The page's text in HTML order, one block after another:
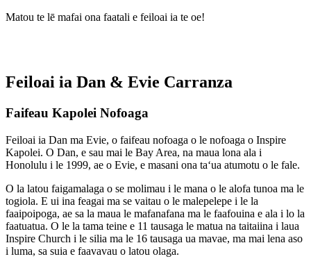
Matou te lē mafai ona faatali e feiloai ia te oe!
Feiloai ia Dan & Evie Carranza
Faifeau Kapolei Nofoaga
Feiloai ia Dan ma Evie, o faifeau nofoaga o le nofoaga o Inspire
Kapolei. O Dan, e sau mai le Bay Area, na maua lona ala i
Honolulu i le 1999, ae o Evie, e masani ona taʻua atumotu o le fale.
O la latou faigamalaga o se molimau i le mana o le alofa tunoa ma le
togiola. E ui ina feagai ma se vaitau o le malepelepe i le la
faaipoipoga, ae sa la maua le mafanafana ma le faafouina e ala i lo la
faatuatua. O le la tama teine e 11 tausaga le matua na taitaiina i laua
Inspire Church i le silia ma le 16 tausaga ua mavae, ma mai lena aso
i luma, sa suia e faavavau o latou olaga.